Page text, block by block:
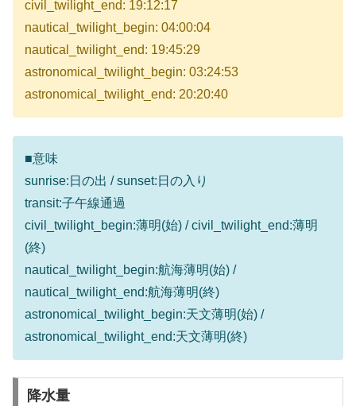
civil_twilight_end: 19:12:17
nautical_twilight_begin: 04:00:04
nautical_twilight_end: 19:45:29
astronomical_twilight_begin: 03:24:53
astronomical_twilight_end: 20:20:40
■意味
sunrise:日の出 / sunset:日の入り
transit:子午線通過
civil_twilight_begin:薄明(始) / civil_twilight_end:薄明
(終)
nautical_twilight_begin:航海薄明(始) /
nautical_twilight_end:航海薄明(終)
astronomical_twilight_begin:天文薄明(始) /
astronomical_twilight_end:天文薄明(終)
降水量